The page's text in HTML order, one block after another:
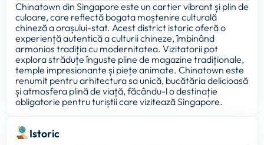
Chinatown din Singapore este un cartier vibrant și plin de
culoare, care reflectă bogata moștenire culturală
chineză a orașului-stat. Acest district istoric oferă o
experiență autentică a culturii chineze, îmbinând
armonios tradiția cu modernitatea. Vizitatorii pot
explora străduțe înguste pline de magazine tradiționale,
temple impresionante și piețe animate. Chinatown este
renumit pentru arhitectura sa unică, bucătăria delicioasă
și atmosfera plină de viață, făcându-l o destinație
obligatorie pentru turiștii care vizitează Singapore.
Istoric